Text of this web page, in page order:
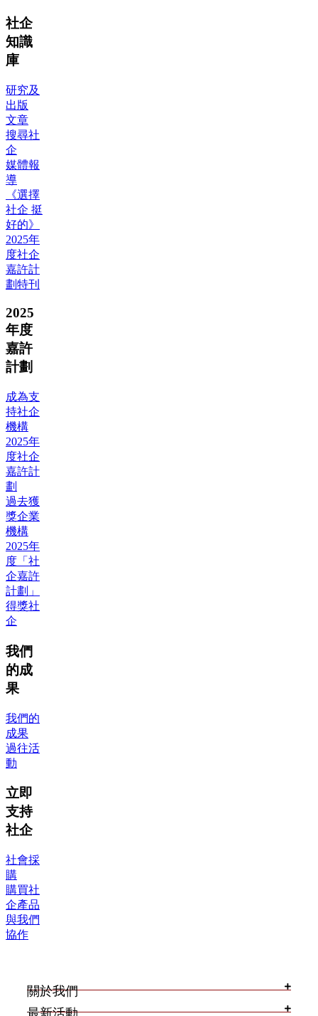
社企
知識
庫
研究及
出版
文章
搜尋社
企
媒體報
導
《選擇
社企 挺
好的》
2025年
度社企
嘉許計
劃特刊
2025
年度
嘉許
計劃
成為支
持社企
機構
2025年
度社企
嘉許計
劃
過去獲
獎企業
機構
2025年
度「社
企嘉許
計劃」
得獎社
企
我們
的成
果
我們的
成果
過往活
動
立即
支持
社企
社會採
購
購買社
企產品
與我們
協作
關於我們
最新活動